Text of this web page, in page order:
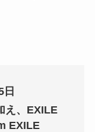
え、EXILE
EXILE